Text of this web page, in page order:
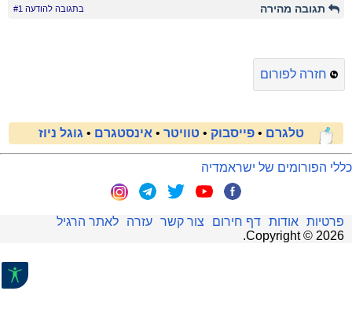
תגובה מהירה בתגובה להודעה #1
חזרה לפורום
טלגרם • פייסבוק • טוויטר • אינסטגרם • גוגל ניוז
כללי הפורומים של ישראמדיה
פרטיות אודות דף חירום צור קשר עזרה
לאתר הרגיל
Copyright © 2026
.